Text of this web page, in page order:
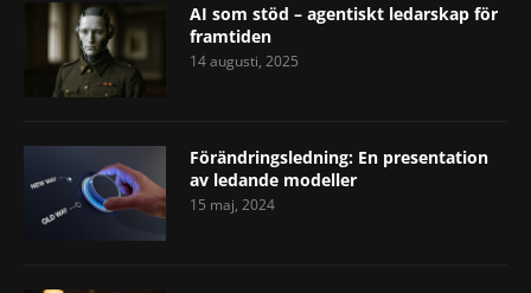
AI som stöd – agentiskt ledarskap för
framtiden
14 augusti, 2025
Förändringsledning: En presentation
av ledande modeller
15 maj, 2024